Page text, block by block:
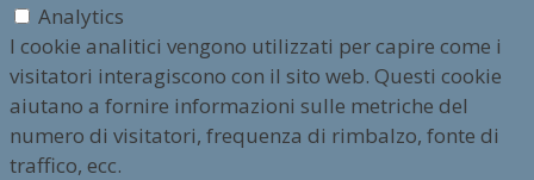
Analytics
I cookie analitici vengono utilizzati per capire come i
visitatori interagiscono con il sito web. Questi cookie
aiutano a fornire informazioni sulle metriche del
numero di visitatori, frequenza di rimbalzo, fonte di
traffico, ecc.